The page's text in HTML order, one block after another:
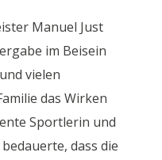
Manuel Just
im Beisein
vielen
das Wirken
Sportlerin und
dass die